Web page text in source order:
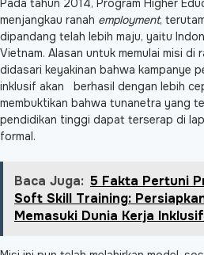
Pada tahun 2014, Program Higher
menjangkau ranah employment,
dipandang telah lebih maju, yaitu
Vietnam. Alasan untuk memulai misi di
didasari keyakinan bahwa kampanye
inklusif akan berhasil dengan lebih
membuktikan bahwa tunanetra yang
pendidikan tinggi dapat terserap di
formal.
Baca Juga: 5 Fakta Pertuni
Soft Skill Training:
Memasuki Dunia Kerja Inklusif